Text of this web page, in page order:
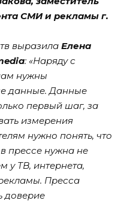
СМИ и рекламы г.
выразила Елена
: «Наряду с
нужны
данные. Данные
первый шаг, за
измерения
нужно понять, что
прессе нужна не
у ТВ, интернета,
Пресса
доверие